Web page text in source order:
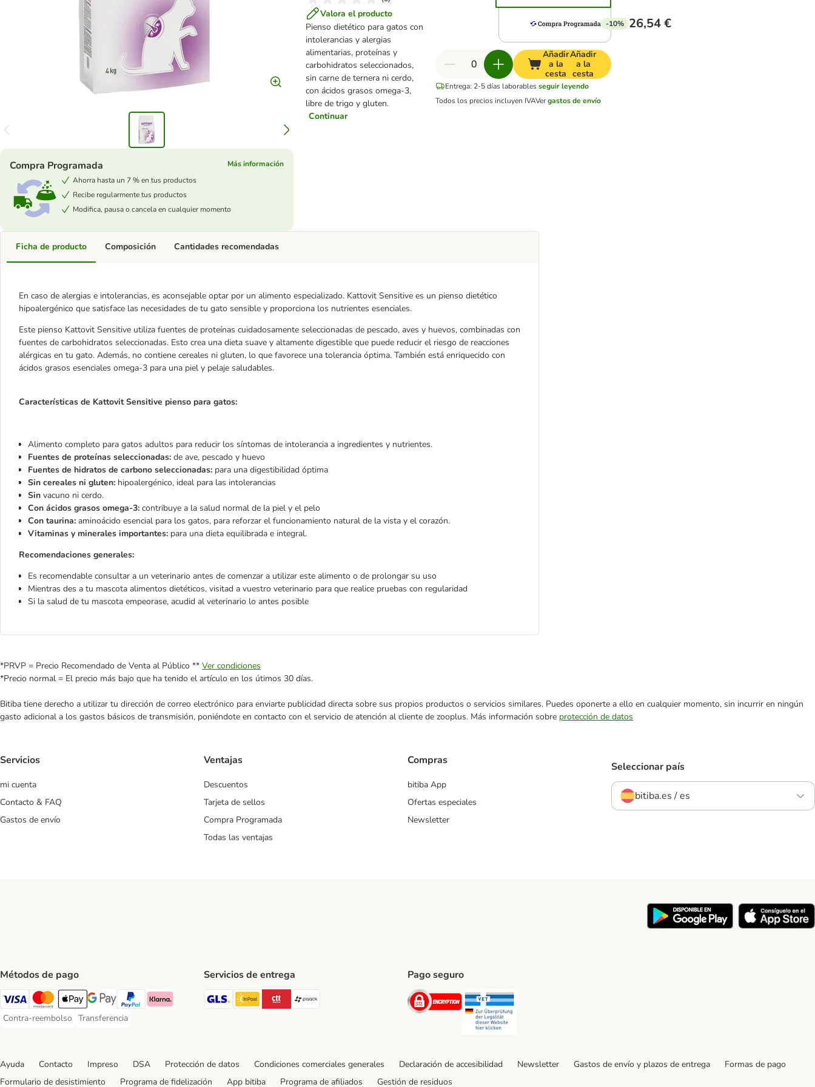
Valora el producto
Pienso dietético para gatos con
intolerancias y alergias
alimentarias, proteínas y
carbohidratos seleccionados,
sin carne de ternera ni cerdo,
con ácidos grasos omega-3,
libre de trigo y gluten.
Continuar
Compra Programada
Más información
Ahorra hasta un 7 % en tus productos
Recibe regularmente tus productos
Modifica, pausa o cancela en cualquier momento
-10% 26,54 €
Añadir
a la
cesta
Añadir
a la
cesta
Entrega: 2-5 días laborablesseguir leyendo
Todos los precios incluyen IVAVergastos de envío
Ficha de producto
En caso de alergias e intolerancias, es aconsejable optar por un alimento especializado. Kattovit Sensitive es un pienso dietético
hipoalergénico que satisface las necesidades de tu gato sensible y proporciona los nutrientes esenciales.
Este pienso Kattovit Sensitive utiliza fuentes de proteínas cuidadosamente seleccionadas de pescado, aves y huevos, combinadas con
fuentes de carbohidratos seleccionadas. Esto crea una dieta suave y altamente digestible que puede reducir el riesgo de reacciones
alérgicas en tu gato. Además, no contiene cereales ni gluten, lo que favorece una tolerancia óptima. También está enriquecido con
ácidos grasos esenciales omega-3 para una piel y pelaje saludables.
Características de Kattovit Sensitive pienso para gatos:
Alimento completo para gatos adultos para reducir los síntomas de intolerancia a ingredientes y nutrientes.
Fuentes de proteínas seleccionadas: de ave, pescado y huevo
Fuentes de hidratos de carbono seleccionadas: para una digestibilidad óptima
Sin cereales ni gluten: hipoalergénico, ideal para las intolerancias
Sin vacuno ni cerdo.
Con ácidos grasos omega-3: contribuye a la salud normal de la piel y el pelo
Con taurina: aminoácido esencial para los gatos, para reforzar el funcionamiento natural de la vista y el corazón.
Vitaminas y minerales importantes: para una dieta equilibrada e integral.
Recomendaciones generales:
Es recomendable consultar a un veterinario antes de comenzar a utilizar este alimento o de prolongar su uso
Mientras des a tu mascota alimentos dietéticos, visitad a vuestro veterinario para que realice pruebas con regularidad
Si la salud de tu mascota empeorase, acudid al veterinario lo antes posible
Composición Cantidades recomendadas
*PRVP = Precio Recomendado de Venta al Público ** Ver condiciones
*Precio normal = El precio más bajo que ha tenido el artículo en los útimos 30 días.
Bitiba tiene derecho a utilizar tu dirección de correo electrónico para enviarte publicidad directa sobre sus propios productos o servicios similares. Puedes oponerte a ello en cualquier momento, sin incurrir en ningún
gasto adicional a los gastos básicos de transmisión, poniéndote en contacto con el servicio de atención al cliente de zooplus. Más información sobre protección de datos
Servicios
mi cuenta
Contacto & FAQ
Gastos de envío
Ventajas
Descuentos
Tarjeta de sellos
Compra Programada
Todas las ventajas
Compras
bitiba App
Ofertas especiales
Newsletter
Seleccionar país
bitiba.es / es
Métodos de pago
Visa Payment Method
Mastercard Payment Method
Apple Pay Payment Method
Google Pay Payment Method
PayPal Payment Method
Klarna Payment Method
Contra-reembolso
Contra-reembolso Payment Method
Transferencia
Transferencia Payment Method
Servicios de entrega
GLS Shipping Method
InPost Shipping Method
CTTExpress Shipping Method
paack Shipping Method
Pago seguro
Security
Ayuda Contacto Impreso DSA Protección de datos Condiciones comerciales generales Declaración de accesibilidad Newsletter Gastos de envío y plazos de entrega
Formas de pago
Formulario de desistimiento
Programa de fidelización App bitiba Programa de afiliados Gestión de residuos